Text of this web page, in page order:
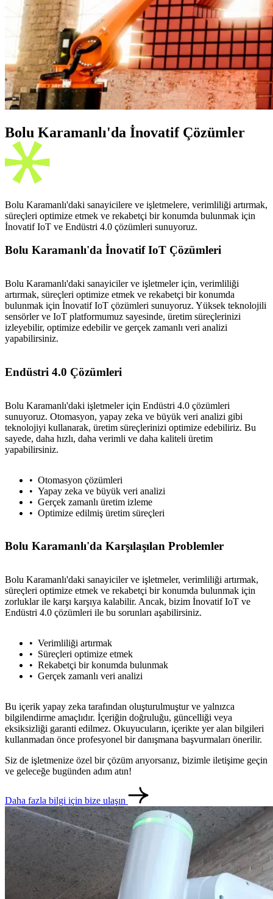
Bolu Karamanlı'da İnovatif Çözümler
Bolu Karamanlı'daki sanayicilere ve işletmelere, verimliliği artırmak,
süreçleri optimize etmek ve rekabetçi bir konumda bulunmak için
İnovatif IoT ve Endüstri 4.0 çözümleri sunuyoruz.
Bolu Karamanlı'da İnovatif IoT Çözümleri
Bolu Karamanlı'daki sanayiciler ve işletmeler için, verimliliği
artırmak, süreçleri optimize etmek ve rekabetçi bir konumda
bulunmak için İnovatif IoT çözümleri sunuyoruz. Yüksek teknolojili
sensörler ve IoT platformumuz sayesinde, üretim süreçlerinizi
izleyebilir, optimize edebilir ve gerçek zamanlı veri analizi
yapabilirsiniz.
Endüstri 4.0 Çözümleri
Bolu Karamanlı'daki işletmeler için Endüstri 4.0 çözümleri
sunuyoruz. Otomasyon, yapay zeka ve büyük veri analizi gibi
teknolojiyi kullanarak, üretim süreçlerinizi optimize edebiliriz. Bu
sayede, daha hızlı, daha verimli ve daha kaliteli üretim
yapabilirsiniz.
Otomasyon çözümleri
Yapay zeka ve büyük veri analizi
Gerçek zamanlı üretim izleme
Optimize edilmiş üretim süreçleri
Bolu Karamanlı'da Karşılaşılan Problemler
Bolu Karamanlı'daki sanayiciler ve işletmeler, verimliliği artırmak,
süreçleri optimize etmek ve rekabetçi bir konumda bulunmak için
zorluklar ile karşı karşıya kalabilir. Ancak, bizim İnovatif IoT ve
Endüstri 4.0 çözümleri ile bu sorunları aşabilirsiniz.
Verimliliği artırmak
Süreçleri optimize etmek
Rekabetçi bir konumda bulunmak
Gerçek zamanlı veri analizi
Bu içerik yapay zeka tarafından oluşturulmuştur ve yalnızca
bilgilendirme amaçlıdır. İçeriğin doğruluğu, güncelliği veya
eksiksizliği garanti edilmez. Okuyucuların, içerikte yer alan bilgileri
kullanmadan önce profesyonel bir danışmana başvurmaları önerilir.
Siz de işletmenize özel bir çözüm arıyorsanız, bizimle iletişime geçin
ve geleceğe bugünden adım atın!
Daha fazla bilgi için bize ulaşın